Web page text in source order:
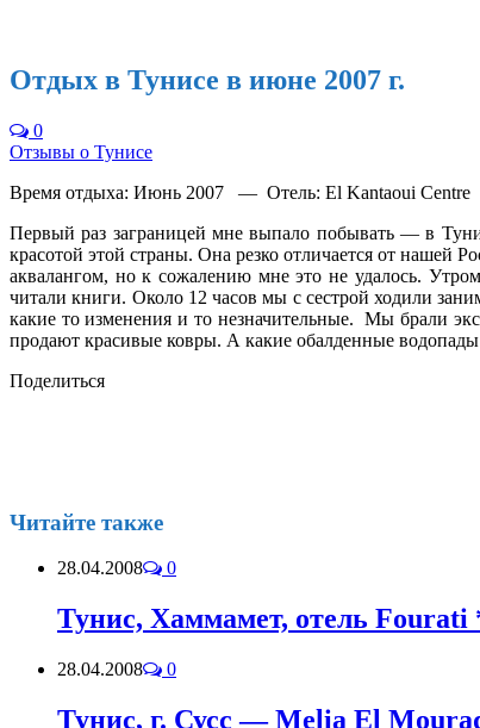
Отдых в Тунисе в июне 2007 г.
0
Отзывы о Тунисе
Время отдыха: Июнь 2007 — Отель: El Kantaoui Centre
Первый раз заграницей мне выпало побывать — в
красотой этой страны. Она резко отличается от нашей
аквалангом, но к сожалению мне это не удалось.
читали книги. Около 12 часов мы с сестрой ходили
какие то изменения и то незначительные. Мы брали
продают красивые ковры. А какие обалденные
Поделиться
Читайте также
28.04.2008 0
Тунис, Хаммамет, отель
28.04.2008 0
Тунис, г. Сусс — Melia El